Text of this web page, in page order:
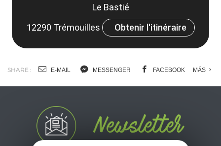
Le Bastié
12290 Trémouilles
Obtenir l'itinéraire
SHARE : E-MAIL MESSENGER FACEBOOK MÁS